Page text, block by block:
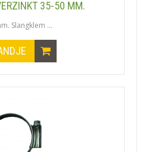
35-50 MM.
Slangklem ...